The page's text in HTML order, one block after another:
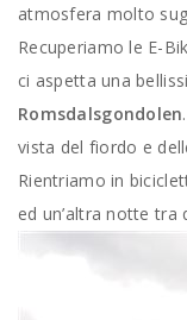
atmosfera molto
Recuperiamo le E-
ci aspetta una
Romsdalsgondolen
vista del fiordo e
Rientriamo in
ed un’altra notte tra